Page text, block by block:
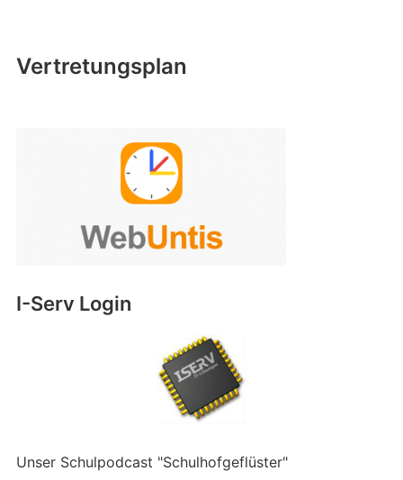
Vertretungsplan
I-Serv Login
Unser Schulpodcast "Schulhofgeflüster"